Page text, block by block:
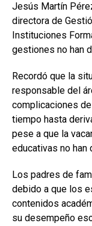
Jesús Martín
directora de
Instituciones
gestiones no han
Recordó que la
responsable del
complicaciones
tiempo hasta
pese a que la
educativas no han
Los padres de
debido a que los
contenidos
su desempeño